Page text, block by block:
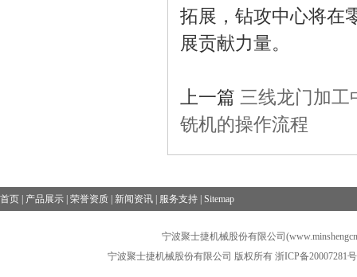
拓展，钻攻中心将在
展贡献力量。
上一篇 三线龙门加工
铣机的操作流程
首页 产品展示 荣誉资质 新闻资讯 服务支持 Sitemap
宁波聚士捷机械股份有限公司
宁波聚士捷机械股份有限公司 版权所有 浙ICP备20007281